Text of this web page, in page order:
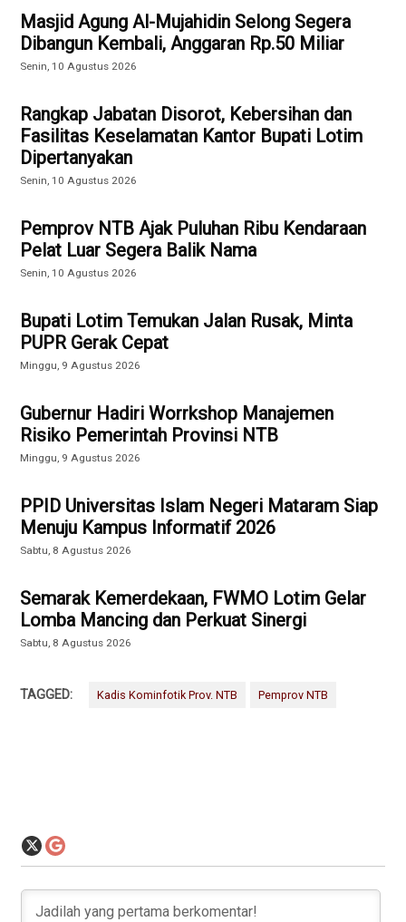
Masjid Agung Al-Mujahidin Selong Segera
Dibangun Kembali, Anggaran Rp.50 Miliar
Senin, 10 Agustus 2026
Rangkap Jabatan Disorot, Kebersihan dan
Fasilitas Keselamatan Kantor Bupati Lotim
Dipertanyakan
Senin, 10 Agustus 2026
Pemprov NTB Ajak Puluhan Ribu Kendaraan
Pelat Luar Segera Balik Nama
Senin, 10 Agustus 2026
Bupati Lotim Temukan Jalan Rusak, Minta
PUPR Gerak Cepat
Minggu, 9 Agustus 2026
Gubernur Hadiri Worrkshop Manajemen
Risiko Pemerintah Provinsi NTB
Minggu, 9 Agustus 2026
PPID Universitas Islam Negeri Mataram Siap
Menuju Kampus Informatif 2026
Sabtu, 8 Agustus 2026
Semarak Kemerdekaan, FWMO Lotim Gelar
Lomba Mancing dan Perkuat Sinergi
Sabtu, 8 Agustus 2026
TAGGED: Kadis Kominfotik Prov. NTB Pemprov NTB